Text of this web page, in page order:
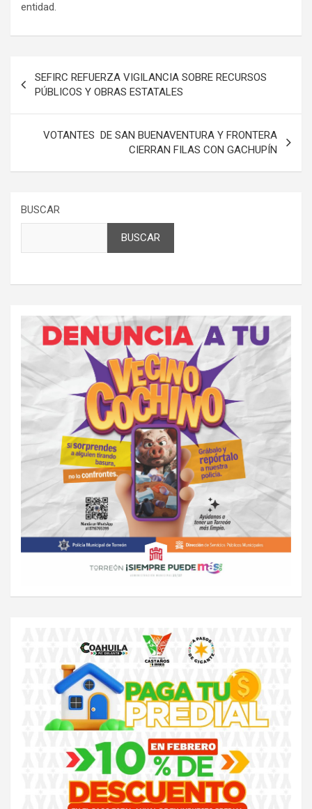
entidad.
de
entradas
SEFIRC REFUERZA VIGILANCIA SOBRE RECURSOS
PÚBLICOS Y OBRAS ESTATALES
VOTANTES DE SAN BUENAVENTURA Y FRONTERA
CIERRAN FILAS CON GACHUPÍN
BUSCAR
BUSCAR